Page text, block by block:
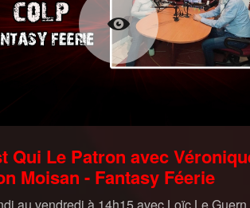
Qui Le Patron avec
Moisan - Fantasy Féerie
au vendredi à 14h15 avec Loïc Le Guern